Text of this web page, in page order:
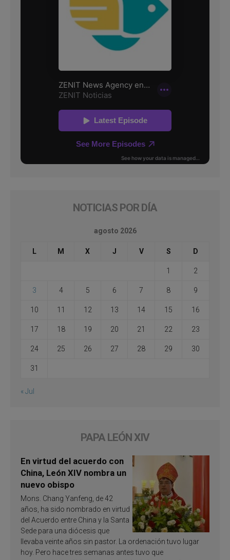
NOTICIAS POR DÍA
agosto 2026
L M X J V S D
1 2
3 4 5 6 7 8 9
10 11 12 13 14 15 16
17 18 19 20 21 22 23
24 25 26 27 28 29 30
31
« Jul
PAPA LEÓN XIV
En virtud del acuerdo con
China, León XIV nombra un
nuevo obispo
Mons. Chang Yanfeng, de 42
años, ha sido nombrado en virtud
del Acuerdo entre China y la Santa
Sede para una diócesis que
llevaba veinte años sin pastor. La ordenación tuvo lugar
hoy. Pero hace tres semanas antes tuvo que